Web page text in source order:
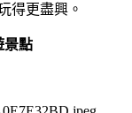
得更盡興。
景點